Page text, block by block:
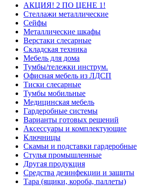
АКЦИЯ! 2 ПО ЦЕНЕ 1!
Стеллажи металлические
Сейфы
Металлические шкафы
Верстаки слесарные
Складская техника
Мебель для дома
Тумбы/тележки инструм.
Офисная мебель из ЛДСП
Тиски слесарные
Тумбы мобильные
Медицинская мебель
Гардеробные системы
Варианты готовых решений
Аксессуары и комплектующие
Ключницы
Скамьи и подставки гардеробные
Стулья промышленные
Другая продукция
Средства дезинфекции и защиты
Тара (ящики, короба, паллеты)